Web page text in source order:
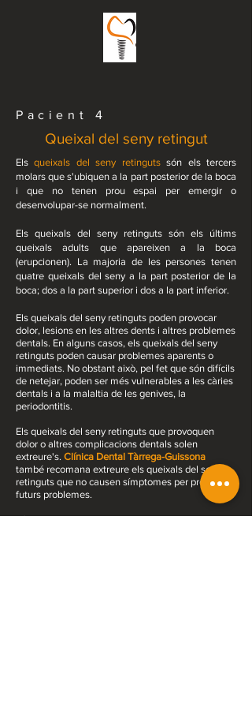
Pacient 4
Queixal del seny retingut
Elsqueixals del seny retingutssón els tercers
molars que s'ubiquen a la part posterior de la boca
i que no tenen prou espai per emergir o
desenvolupar-se normalment.
Els queixals del seny retinguts són els últims
queixals adults que apareixen a la boca
(erupcionen). La majoria de les persones tenen
quatre queixals del seny a la part posterior de la
boca; dos a la part superior i dos a la part inferior.
Els queixals del seny retinguts poden provocar
dolor, lesions en les altres dents i altres problemes
dentals. En alguns casos, els queixals del seny
retinguts poden causar problemes aparents o
immediats. No obstant això, pel fet que són difícils
de netejar, poden ser més vulnerables a les càries
dentals i a la malaltia de les genives, la
periodontitis.
Els queixals del seny retinguts que provoquen
dolor o altres complicacions dentals solen
extreure's. Clínica Dental Tàrrega-Guissona
també recomana extreure els queixals del seny
retinguts que no causen símptomes per prevenir
futurs problemes.
Símptomes: